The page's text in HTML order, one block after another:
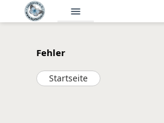
menu
Fehler
Startseite